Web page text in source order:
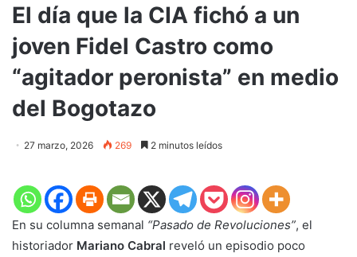
El día que la CIA fichó a un
joven Fidel Castro como
“agitador peronista” en medio
del Bogotazo
27 marzo, 2026 269 2 minutos leídos
En su columna semanal “Pasado de Revoluciones”, el
historiador Mariano Cabral reveló un episodio poco